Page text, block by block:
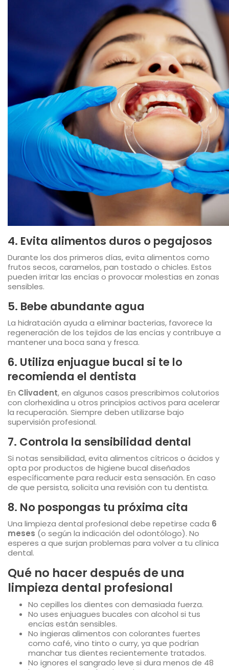
4. Evita alimentos duros o pegajosos
Durante los dos primeros días, evita alimentos como
frutos secos, caramelos, pan tostado o chicles. Estos
pueden irritar las encías o provocar molestias en zonas
sensibles.
5. Bebe abundante agua
La hidratación ayuda a eliminar bacterias, favorece la
regeneración de los tejidos de las encías y contribuye a
mantener una boca sana y fresca.
6. Utiliza enjuague bucal si te lo
recomienda el dentista
En Clivadent, en algunos casos prescribimos colutorios
con clorhexidina u otros principios activos para acelerar
la recuperación. Siempre deben utilizarse bajo
supervisión profesional.
7. Controla la sensibilidad dental
Si notas sensibilidad, evita alimentos cítricos o ácidos y
opta por productos de higiene bucal diseñados
específicamente para reducir esta sensación. En caso
de que persista, solicita una revisión con tu dentista.
8. No pospongas tu próxima cita
Una limpieza dental profesional debe repetirse cada 6
meses (o según la indicación del odontólogo). No
esperes a que surjan problemas para volver a tu clínica
dental.
Qué no hacer después de una
limpieza dental profesional
No cepilles los dientes con demasiada fuerza.
No uses enjuagues bucales con alcohol si tus
encías están sensibles.
No ingieras alimentos con colorantes fuertes
como café, vino tinto o curry, ya que podrían
manchar tus dientes recientemente tratados.
No ignores el sangrado leve si dura menos de 48